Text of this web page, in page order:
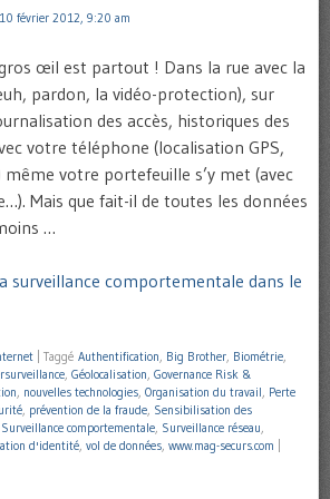
10 février 2012, 9:20 am
œil est partout ! Dans la rue avec la
pardon, la vidéo-protection), sur
des accès, historiques des
votre téléphone (localisation GPS,
votre portefeuille s’y met (avec
Mais que fait-il de toutes les données
…
surveillance comportementale dans le
Taggé Authentification, Big Brother, Biométrie,
, Géolocalisation, Governance Risk &
, nouvelles technologies, Organisation du travail, Perte
, prévention de la fraude, Sensibilisation des
Surveillance comportementale, Surveillance réseau,
d'identité, vol de données, www.mag-securs.com